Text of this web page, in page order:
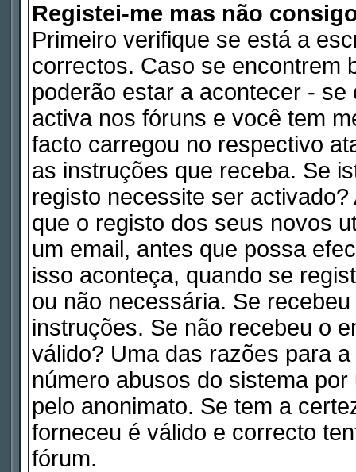
Registei-me mas não
Primeiro verifique se está a
correctos. Caso se encontrem
poderão estar a acontecer -
activa nos fóruns e você tem
facto carregou no respectivo
as instruções que receba. Se
registo necessite ser
que o registo dos seus novos
um email, antes que possa
isso aconteça, quando se
ou não necessária. Se
instruções. Se não recebeu o
válido? Uma das razões para
número abusos do sistema
pelo anonimato. Se tem a
forneceu é válido e correcto
fórum.